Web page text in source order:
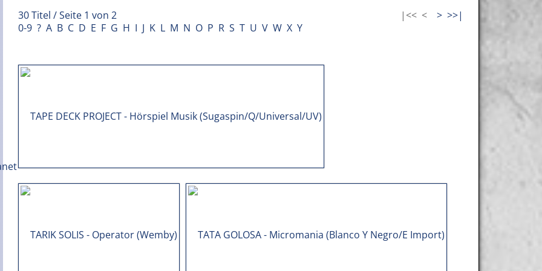
30 Titel / Seite 1 von 2 |<< < > >>|
0-9 ? A B C D E F G H I J K L M N O P R S T U V W X Y